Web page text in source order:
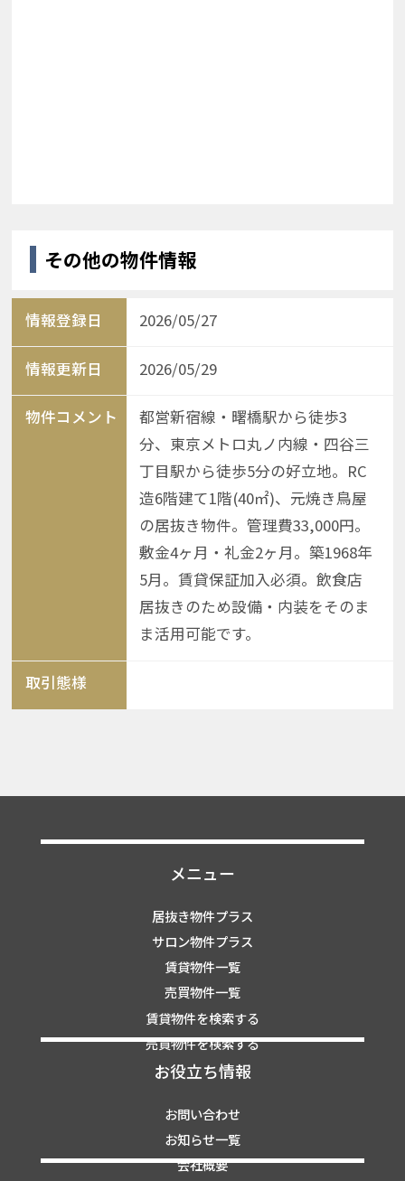
その他の物件情報
情報登録日 2026/05/27
情報更新日 2026/05/29
物件コメント
都営新宿線・曙橋駅から徒歩3
分、東京メトロ丸ノ内線・四谷三
丁目駅から徒歩5分の好立地。RC
造6階建て1階(40㎡)、元焼き鳥屋
の居抜き物件。管理費33,000円。
敷金4ヶ月・礼金2ヶ月。築1968年
5月。賃貸保証加入必須。飲食店
居抜きのため設備・内装をそのま
ま活用可能です。
取引態様
メニュー
居抜き物件プラス
サロン物件プラス
賃貸物件一覧
売買物件一覧
賃貸物件を検索する
売買物件を検索する
お役立ち情報
お問い合わせ
お知らせ一覧
会社概要